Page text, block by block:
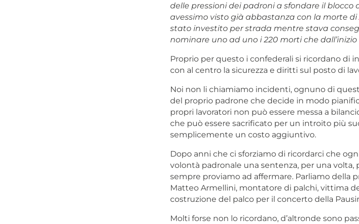
delle pressioni dei padroni a sfondare il blocco
avessimo visto già abbastanza con la morte di
stato investito per strada mentre stava
nominare uno ad uno i 220 morti che
Proprio per questo i confederali si ricordano di
con al centro la sicurezza e diritti sul posto di
Noi non li chiamiamo incidenti, ognuno di
del proprio padrone che decide in modo
propri lavoratori non può essere messa a
che può essere sacrificato per un introito più
semplicemente un costo aggiuntivo.
Dopo anni che ci sforziamo di ricordarci che
volontà padronale una sentenza, per una volta,
sempre proviamo ad affermare. Parliamo della
Matteo Armellini, montatore di palchi, vittima
costruzione del palco per il concerto della
Molti forse non lo ricordano, d’altronde sono